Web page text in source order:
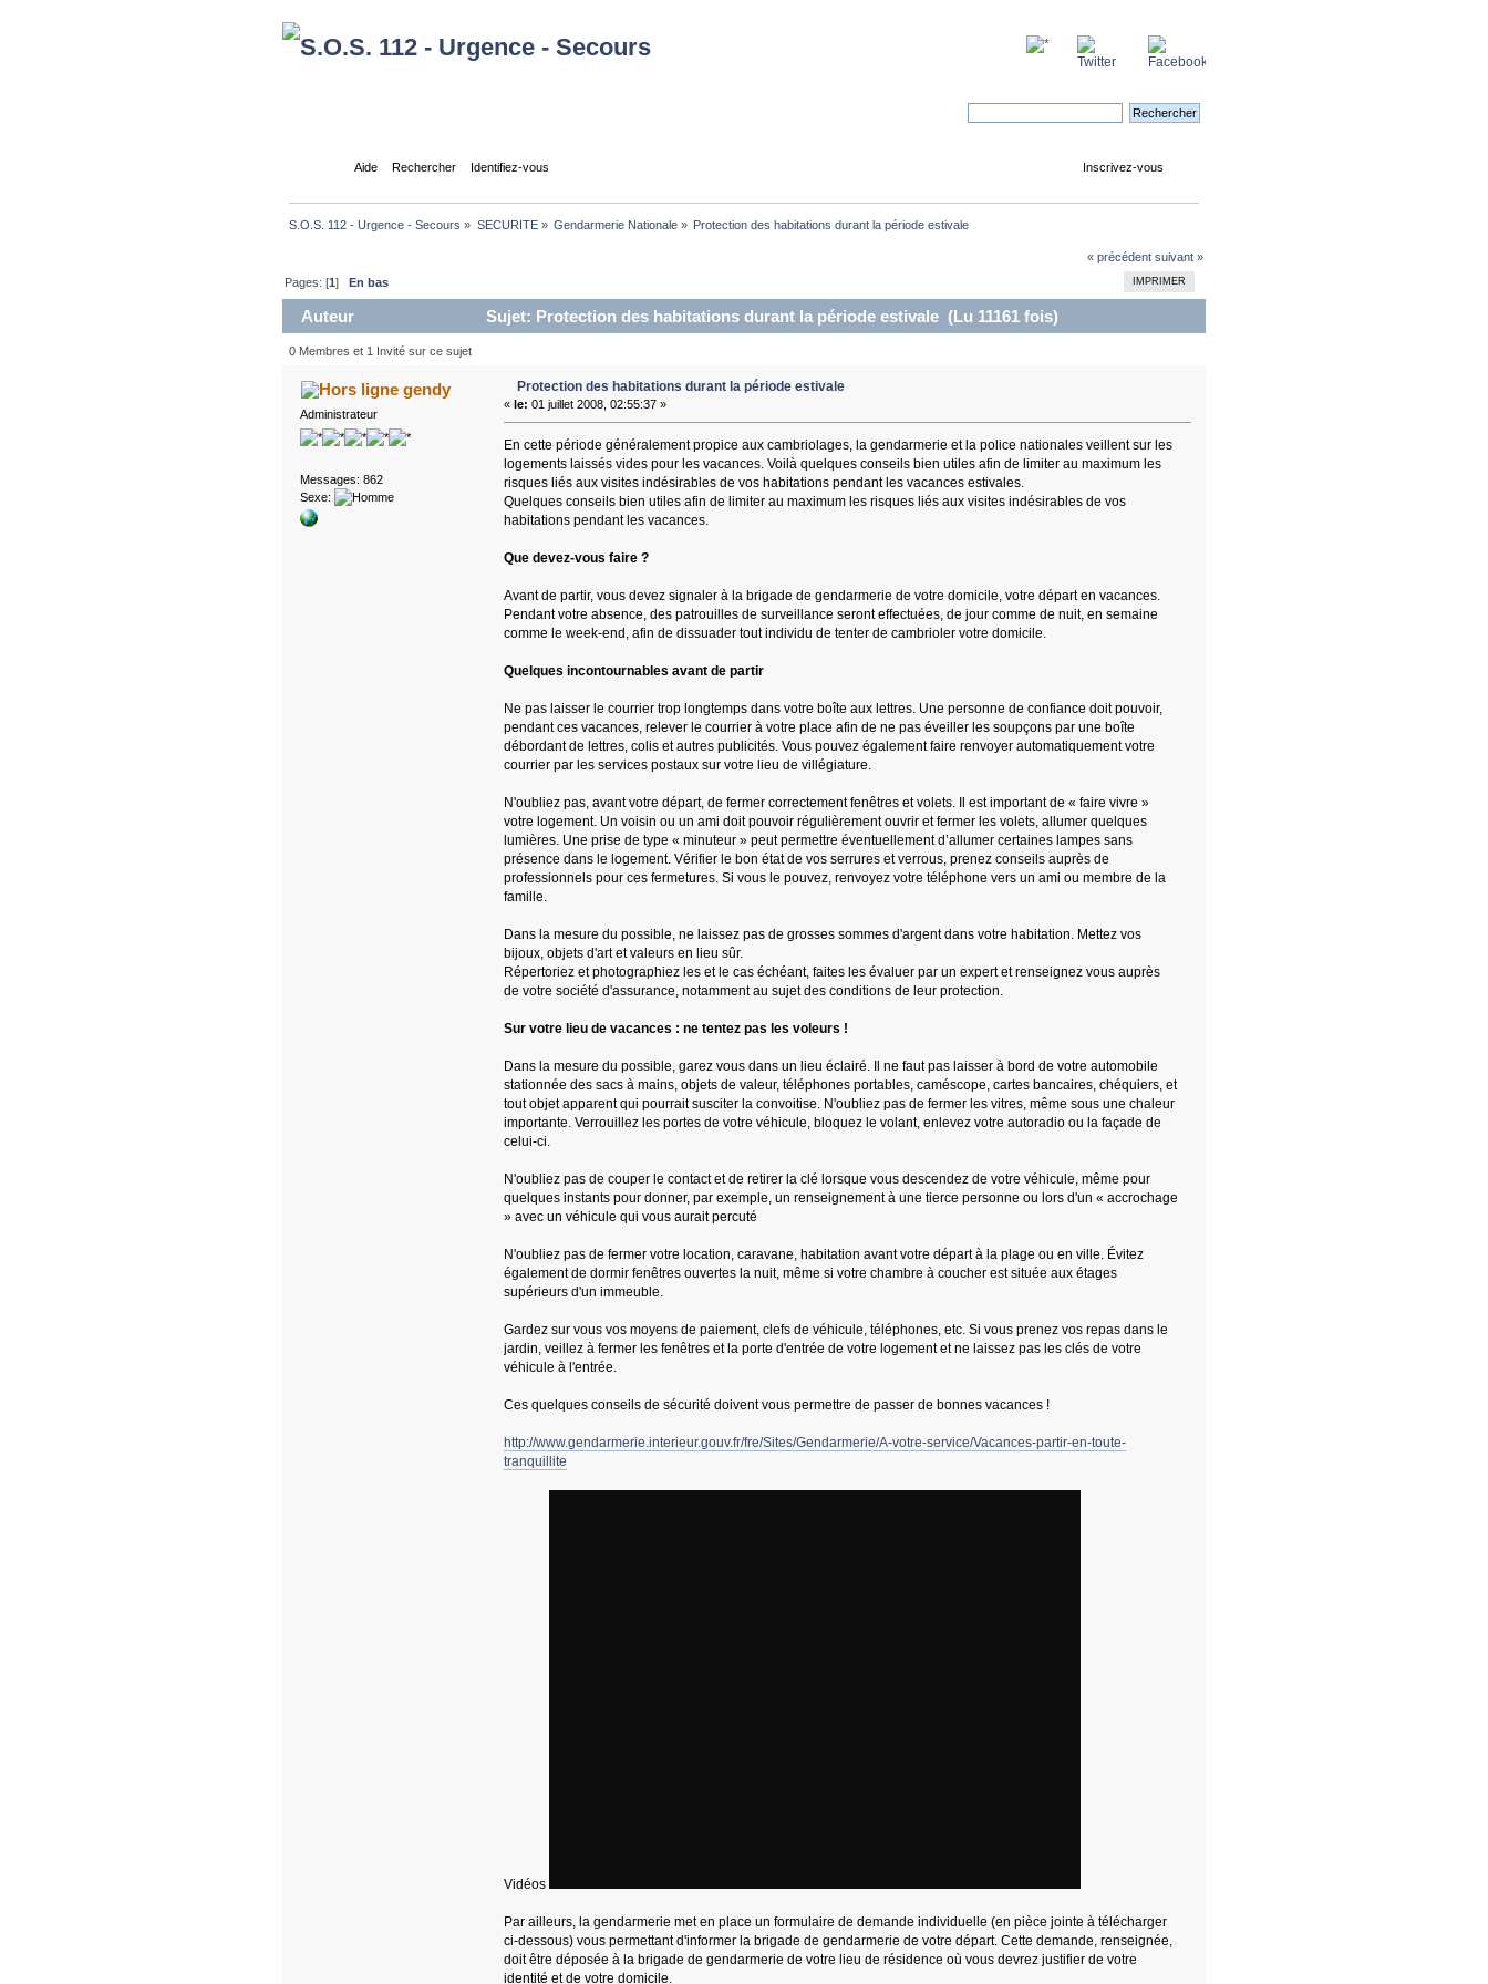
Aide Rechercher Identifiez-vous Inscrivez-vous
S.O.S. 112 - Urgence - Secours » SECURITE» Gendarmerie Nationale » Protection des habitations durant la période estivale
« précédent suivant »
IMPRIMER
Pages: [1]En bas
Auteur Sujet: Protection des habitations durant la période estivale (Lu 11161 fois)
0 Membres et 1 Invité sur ce sujet
gendy
Administrateur
Messages: 862
Sexe:
Protection des habitations durant la période estivale
« le: 01 juillet 2008, 02:55:37 »
En cette période généralement propice aux cambriolages, la gendarmerie et la police nationales veillent sur les
logements laissés vides pour les vacances. Voilà quelques conseils bien utiles afin de limiter au maximum les
risques liés aux visites indésirables de vos habitations pendant les vacances estivales.
Quelques conseils bien utiles afin de limiter au maximum les risques liés aux visites indésirables de vos
habitations pendant les vacances.
Que devez-vous faire ?
Avant de partir, vous devez signaler à la brigade de gendarmerie de votre domicile, votre départ en vacances.
Pendant votre absence, des patrouilles de surveillance seront effectuées, de jour comme de nuit, en semaine
comme le week-end, afin de dissuader tout individu de tenter de cambrioler votre domicile.
Quelques incontournables avant de partir
Ne pas laisser le courrier trop longtemps dans votre boîte aux lettres. Une personne de confiance doit pouvoir,
pendant ces vacances, relever le courrier à votre place afin de ne pas éveiller les soupçons par une boîte
débordant de lettres, colis et autres publicités. Vous pouvez également faire renvoyer automatiquement votre
courrier par les services postaux sur votre lieu de villégiature.
N'oubliez pas, avant votre départ, de fermer correctement fenêtres et volets. Il est important de « faire vivre »
votre logement. Un voisin ou un ami doit pouvoir régulièrement ouvrir et fermer les volets, allumer quelques
lumières. Une prise de type « minuteur » peut permettre éventuellement d’allumer certaines lampes sans
présence dans le logement. Vérifier le bon état de vos serrures et verrous, prenez conseils auprès de
professionnels pour ces fermetures. Si vous le pouvez, renvoyez votre téléphone vers un ami ou membre de la
famille.
Dans la mesure du possible, ne laissez pas de grosses sommes d'argent dans votre habitation. Mettez vos
bijoux, objets d'art et valeurs en lieu sûr.
Répertoriez et photographiez les et le cas échéant, faites les évaluer par un expert et renseignez vous auprès
de votre société d'assurance, notamment au sujet des conditions de leur protection.
Sur votre lieu de vacances : ne tentez pas les voleurs !
Dans la mesure du possible, garez vous dans un lieu éclairé. Il ne faut pas laisser à bord de votre automobile
stationnée des sacs à mains, objets de valeur, téléphones portables, caméscope, cartes bancaires, chéquiers, et
tout objet apparent qui pourrait susciter la convoitise. N'oubliez pas de fermer les vitres, même sous une chaleur
importante. Verrouillez les portes de votre véhicule, bloquez le volant, enlevez votre autoradio ou la façade de
celui-ci.
N'oubliez pas de couper le contact et de retirer la clé lorsque vous descendez de votre véhicule, même pour
quelques instants pour donner, par exemple, un renseignement à une tierce personne ou lors d'un « accrochage
» avec un véhicule qui vous aurait percuté
N'oubliez pas de fermer votre location, caravane, habitation avant votre départ à la plage ou en ville. Évitez
également de dormir fenêtres ouvertes la nuit, même si votre chambre à coucher est située aux étages
supérieurs d'un immeuble.
Gardez sur vous vos moyens de paiement, clefs de véhicule, téléphones, etc. Si vous prenez vos repas dans le
jardin, veillez à fermer les fenêtres et la porte d'entrée de votre logement et ne laissez pas les clés de votre
véhicule à l'entrée.
Ces quelques conseils de sécurité doivent vous permettre de passer de bonnes vacances !
http://www.gendarmerie.interieur.gouv.fr/fre/Sites/Gendarmerie/A-votre-service/Vacances-partir-en-toute-
tranquillite
Vidéos
Par ailleurs, la gendarmerie met en place un formulaire de demande individuelle (en pièce jointe à télécharger
ci-dessous) vous permettant d'informer la brigade de gendarmerie de votre départ. Cette demande, renseignée,
doit être déposée à la brigade de gendarmerie de votre lieu de résidence où vous devrez justifier de votre
identité et de votre domicile.